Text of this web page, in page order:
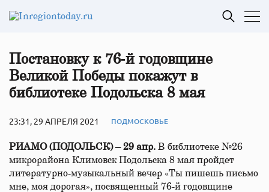
Постановку к 76‑й годовщине
Великой Победы покажут в
библиотеке Подольска 8 мая
23:31, 29 АПРЕЛЯ 2021 ПОДМОСКОВЬЕ
РИАМО (ПОДОЛЬСК) – 29 апр. В библиотеке №26
микрорайона Климовск Подольска 8 мая пройдет
литературно-музыкальный вечер «Ты пишешь письмо
мне, моя дорогая», посвященный 76-й годовщине